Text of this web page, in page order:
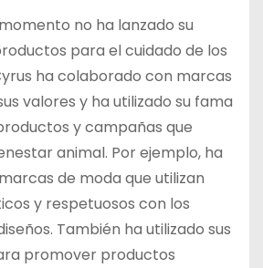
no ha lanzado su
para el cuidado de los
ha colaborado con marcas
valores y ha utilizado su fama
y campañas que
animal. Por ejemplo, ha
de moda que utilizan
y respetuosos con los
También ha utilizado sus
promover productos